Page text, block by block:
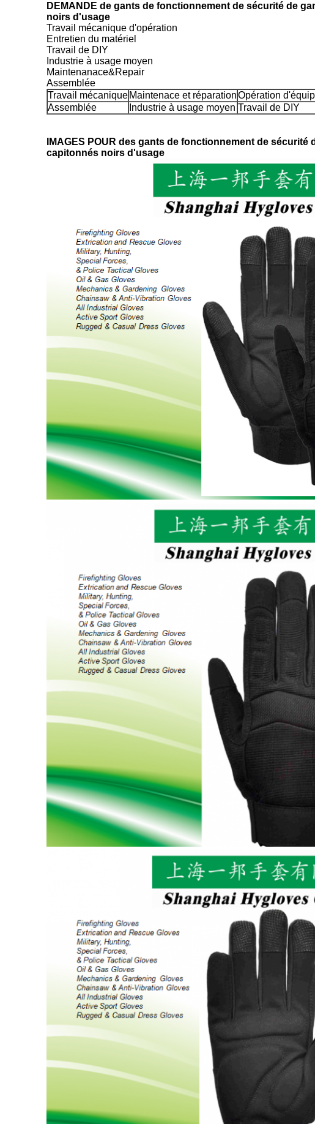
DEMANDE de gants de fonctionnement de sécurité de
noirs d'usage
Travail mécanique d'opération
Entretien du matériel
Travail de DIY
Industrie à usage moyen
Maintenanace&Repair
Assemblée
Travail mécanique Maintenace et réparationOpération
Assemblée
Industrie à usage moyen Travail de DIY
IMAGES POUR des gants de fonctionnement de
capitonnés noirs d'usage